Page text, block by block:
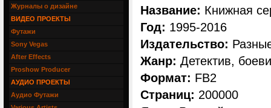
Название: Книжная
Год: 1995-2016
Издательство:
Жанр: Детектив,
Формат: FB2
Страниц: 200000
Журналы о дизайне
ВИДЕО ПРОЕКТЫ
Футажи
Sony Vegas
After Effects
Proshow Producer
АУДИО ПРОЕКТЫ
Аудио Футажи